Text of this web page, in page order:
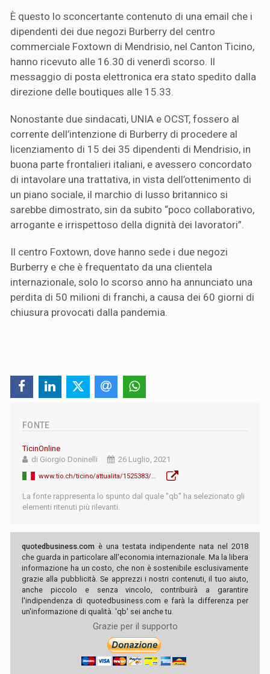
È questo lo sconcertante contenuto di una email che i
dipendenti dei due negozi Burberry del centro
commerciale Foxtown di Mendrisio, nel Canton Ticino,
hanno ricevuto alle 16.30 di venerdì scorso. Il
messaggio di posta elettronica era stato spedito dalla
direzione delle boutiques alle 15.33.
Nonostante due sindacati, UNIA e OCST, fossero al
corrente dell’intenzione di Burberry di procedere al
licenziamento di 15 dei 35 dipendenti di Mendrisio, in
buona parte frontalieri italiani, e avessero concordato
di intavolare una trattativa, in vista dell’ottenimento di
un piano sociale, il marchio di lusso britannico si
sarebbe dimostrato, sin da subito “poco collaborativo,
arrogante e irrispettoso della dignità dei lavoratori”.
Il centro Foxtown, dove hanno sede i due negozi
Burberry e che è frequentato da una clientela
internazionale, solo lo scorso anno ha annunciato una
perdita di 50 milioni di franchi, a causa dei 60 giorni di
chiusura provocati dalla pandemia.
FONTE
TicinOnline
di Giorgio Doninelli
26 Luglio, 2021
La fonte rappresenta lo spunto dal quale "qb" ha selezionato gli
elementi ritenuti più rilevanti.
quotedbusiness.com è una testata indipendente nata nel 2018
che guarda in particolare all'economia internazionale. Ma la libera
informazione ha un costo, che non è sostenibile esclusivamente
grazie alla pubblicità. Se apprezzi i nostri contenuti, il tuo aiuto,
anche piccolo e senza vincolo, contribuirà a garantire
l'indipendenza di quotedbusiness.com e farà la differenza per
un'informazione di qualità. 'qb' sei anche tu.
Grazie per il supporto